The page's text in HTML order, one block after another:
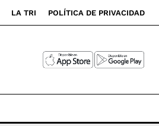
LA TRI POLÍTICA DE PRIVACIDAD